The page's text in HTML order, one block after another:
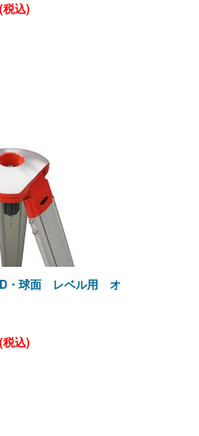
税込)
・球面 レベル用 オ
税込)